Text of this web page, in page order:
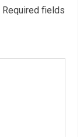
Required fields